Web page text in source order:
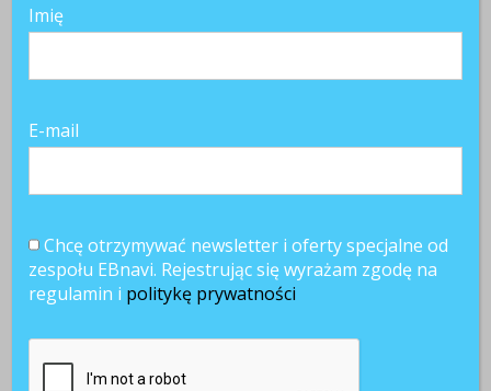
Imię
E-mail
Chcę otrzymywać newsletter i oferty specjalne od
zespołu EBnavi. Rejestrując się wyrażam zgodę na
regulamin i politykę prywatności